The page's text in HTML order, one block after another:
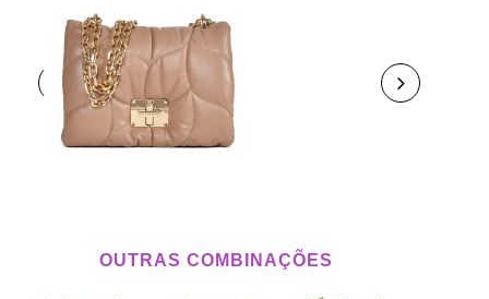
OUTRAS COMBINAÇÕES